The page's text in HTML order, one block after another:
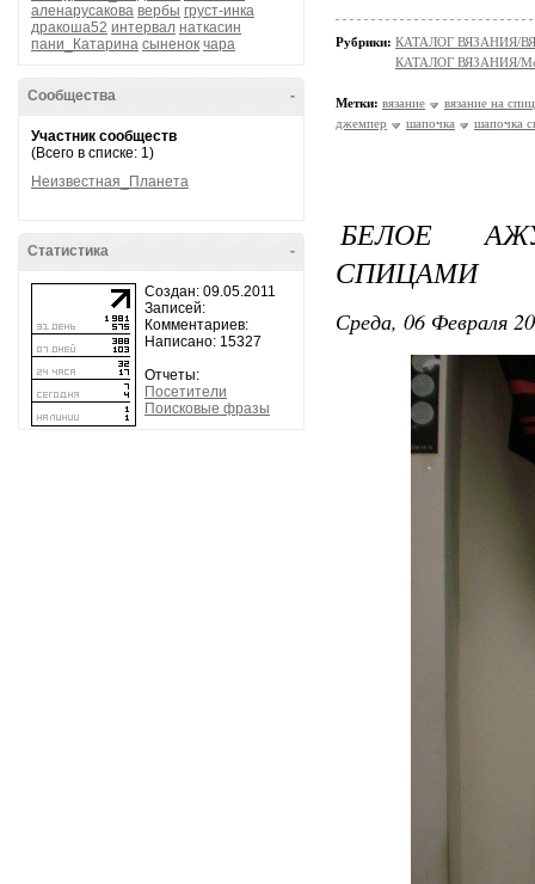
аленарусакова вербы груст-инка
дракоша52 интервал наткасин
пани_Катарина сыненок чара
-
Сообщества
Участник сообществ
(Всего в списке: 1)
Неизвестная_Планета
-
Статистика
Создан: 09.05.2011
Записей:
Комментариев:
Написано: 15327
Отчеты:
Посетители
Поисковые фразы
Рубрики: КАТАЛОГ ВЯЗАНИЯ/
КАТАЛОГ ВЯЗАНИЯ/
Метки: вязание
вязание на
джемпер
шапочка шапочка
БЕЛОЕ
СПИЦАМИ
Среда, 06 Февраля